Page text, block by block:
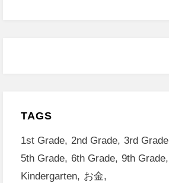
TAGS
1st Grade 2nd Grade 3rd Grade
5th Grade 6th Grade 9th Grade
Kindergarten
お金